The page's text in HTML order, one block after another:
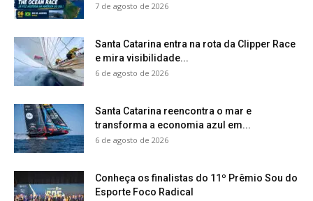
7 de agosto de 2026
Santa Catarina entra na rota da Clipper Race
e mira visibilidade...
6 de agosto de 2026
Santa Catarina reencontra o mar e
transforma a economia azul em...
6 de agosto de 2026
Conheça os finalistas do 11º Prêmio Sou do
Esporte Foco Radical